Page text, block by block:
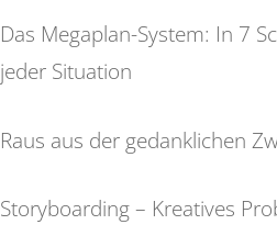
Das Megaplan-System: In 7
jeder Situation
Raus aus der gedanklichen
Storyboarding – Kreatives